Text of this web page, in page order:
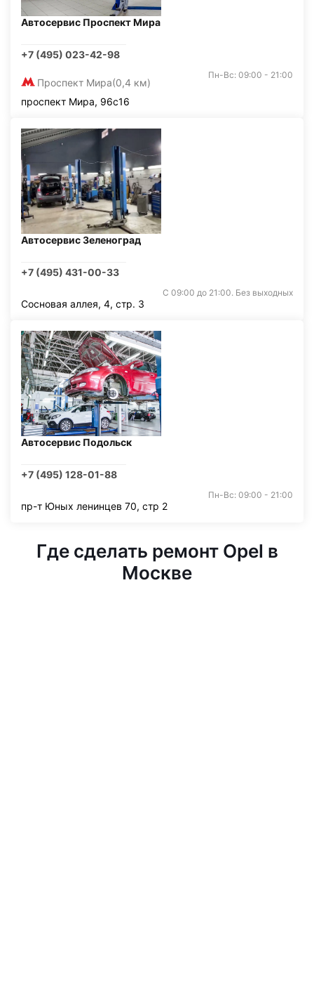
Автосервис Проспект Мира
+7 (495) 023-42-98
Проспект Мира(0,4 км)
Пн-Вс: 09:00 - 21:00
проспект Мира, 96с16
Автосервис Зеленоград
+7 (495) 431-00-33
С 09:00 до 21:00. Без выходных
Сосновая аллея, 4, стр. 3
Автосервис Подольск
+7 (495) 128-01-88
Пн-Вс: 09:00 - 21:00
пр-т Юных ленинцев 70, стр 2
Где сделать ремонт Opel в
Москве